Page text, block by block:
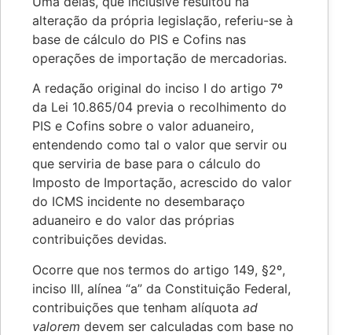
alteração da própria legislação, referiu-se à
base de cálculo do PIS e Cofins nas
operações de importação de mercadorias.
A redação original do inciso I do artigo 7º
da Lei 10.865/04 previa o recolhimento do
PIS e Cofins sobre o valor aduaneiro,
entendendo como tal o valor que servir ou
que serviria de base para o cálculo do
Imposto de Importação, acrescido do valor
do ICMS incidente no desembaraço
aduaneiro e do valor das próprias
contribuições devidas.
Ocorre que nos termos do artigo 149, §2º,
inciso III, alínea “a” da Constituição Federal,
contribuições que tenham alíquota ad
valorem devem ser calculadas com base no